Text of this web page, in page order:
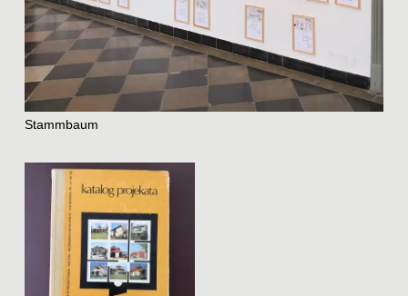
raumundgestalt@tugraz.at
T+43 316 873-6481
Datenschutz
Impressum
Stammbaum